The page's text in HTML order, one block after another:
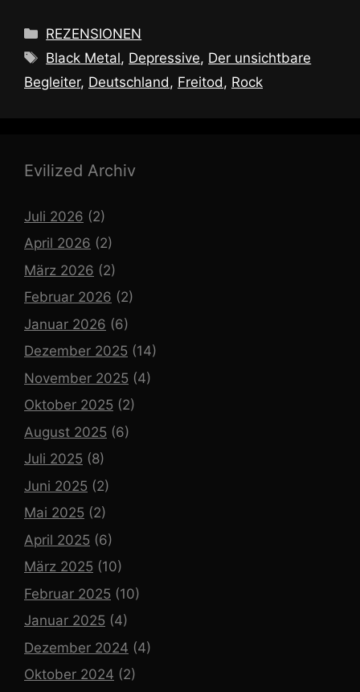
Kategorien
REZENSIONEN
Schlagwörter
Black Metal, Depressive, Der unsichtbare
Begleiter, Deutschland, Freitod, Rock
Evilized Archiv
Juli 2026 (2)
April 2026 (2)
März 2026 (2)
Februar 2026 (2)
Januar 2026 (6)
Dezember 2025 (14)
November 2025 (4)
Oktober 2025 (2)
August 2025 (6)
Juli 2025 (8)
Juni 2025 (2)
Mai 2025 (2)
April 2025 (6)
März 2025 (10)
Februar 2025 (10)
Januar 2025 (4)
Dezember 2024 (4)
Oktober 2024 (2)